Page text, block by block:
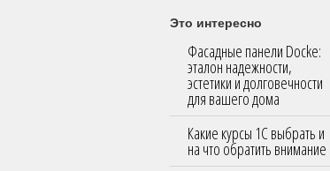
Это интересно
Фасадные панели Docke:
эталон надежности,
эстетики и долговечности
для вашего дома
Какие курсы 1С выбрать и
на что обратить внимание